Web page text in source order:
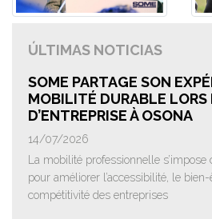
ÚLTIMAS NOTICIAS
SOME PARTAGE SON
MOBILITÉ DURABLE LORS
D’ENTREPRISE À OSONA
14/07/2026
La mobilité professionnelle
pour améliorer l’accessibilité, le
compétitivité des entreprises